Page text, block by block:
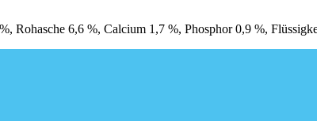
Rohasche 6,6 %, Calcium 1,7 %, Phosphor 0,9 %,